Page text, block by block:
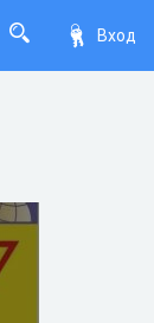
Вход